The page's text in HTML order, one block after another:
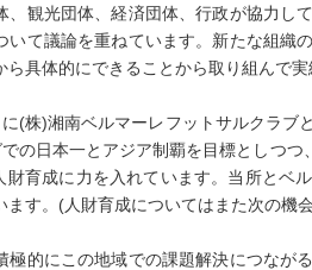
、観光団体、経済団体、行政が協力し
いて議論を重ねています。新たな組織
ら具体的にできることから取り組んで
(株)湘南ベルマーレフットサルクラブ
の日本一とアジア制覇を目標としつ
育成に力を入れています。当所とベ
ます。(人財育成についてはまた次の機
的にこの地域での課題解決につなが